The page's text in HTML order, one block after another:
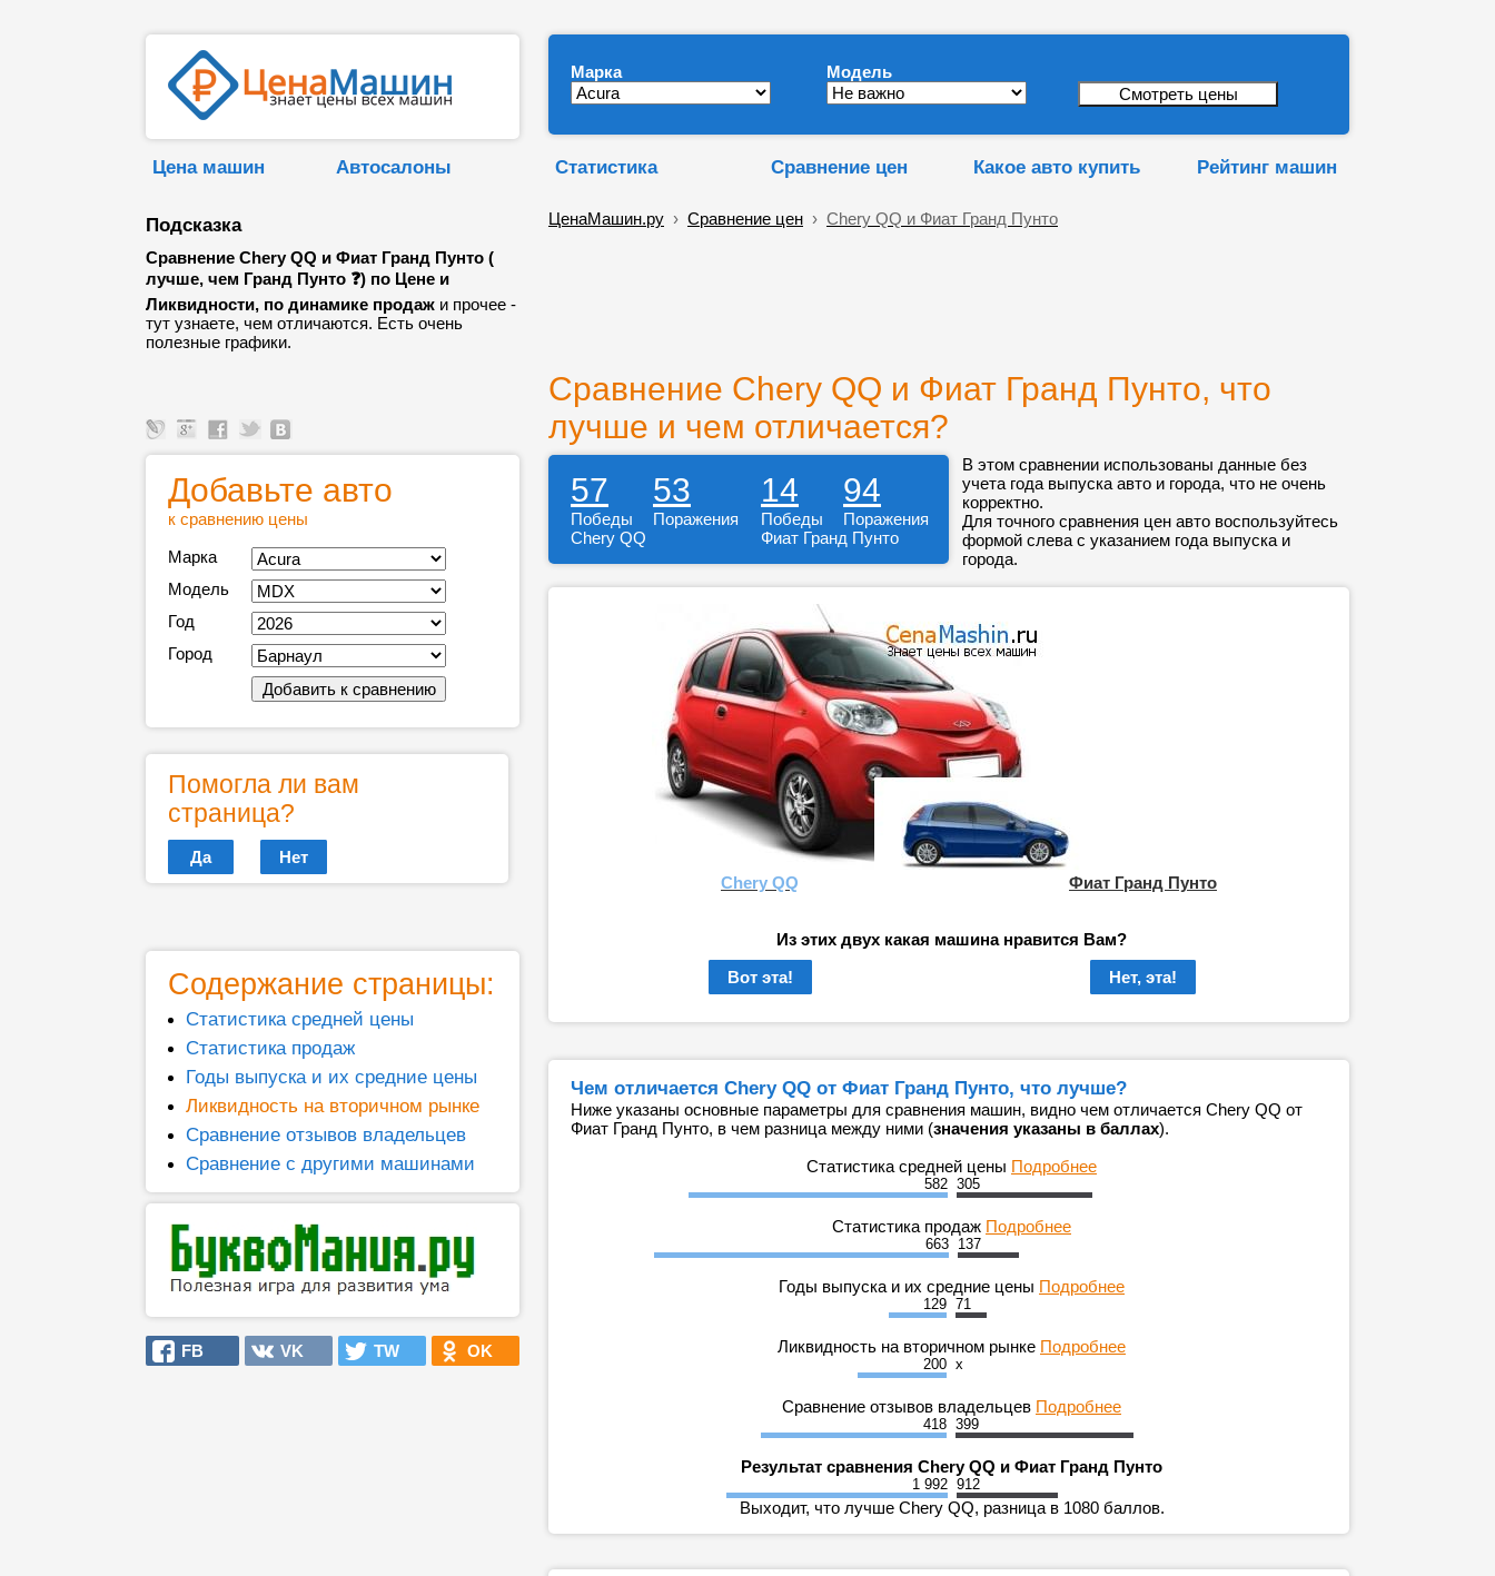
Марка Модель
Цена машин Автосалоны Статистика Сравнение цен Какое авто купить Рейтинг машин
Подсказка
Сравнение Chery QQ и Фиат Гранд Пунто (
лучше, чем Гранд Пунто ❓) по Цене и
Ликвидности, по динамике продаж и прочее -
тут узнаете, чем отличаются. Есть очень
полезные графики.
ЦенаМашин.ру › Сравнение цен › Chery QQ и Фиат Гранд Пунто
Сравнение Chery QQ и Фиат Гранд Пунто, что
лучше и чем отличается?
Добавьте авто
к сравнению цены
Марка
Модель
Год
Город
Помогла ли вам
страница?
Да Нет
Содержание страницы:
Статистика средней цены
Статистика продаж
Годы выпуска и их средние цены
Ликвидность на вторичном рынке
Сравнение отзывов владельцев
Сравнение с другими машинами
FB VK TW OK
57 53 14 94
Победы Поражения Победы
Поражения
Chery QQ
Фиат Гранд Пунто
В этом сравнении использованы данные без
учета года выпуска авто и города, что не очень
корректно.
Для точного сравнения цен авто воспользуйтесь
формой слева с указанием года выпуска и
города.
Chery QQ Фиат Гранд Пунто
Из этих двух какая машина нравится Вам?
Вот эта!
Нет, эта!
Чем отличается Chery QQ от Фиат Гранд Пунто, что лучше?
Ниже указаны основные параметры для сравнения машин, видно чем отличается Chery QQ от
Фиат Гранд Пунто, в чем разница между ними (значения указаны в баллах).
Статистика средней цены Подробнее
582 305
Статистика продаж Подробнее
663 137
Годы выпуска и их средние цены Подробнее
129 71
Ликвидность на вторичном рынке Подробнее
200 x
Сравнение отзывов владельцев Подробнее
418 399
Результат сравнения Chery QQ и Фиат Гранд Пунто
1 992 912
Выходит, что лучше Chery QQ, разница в 1080 баллов.